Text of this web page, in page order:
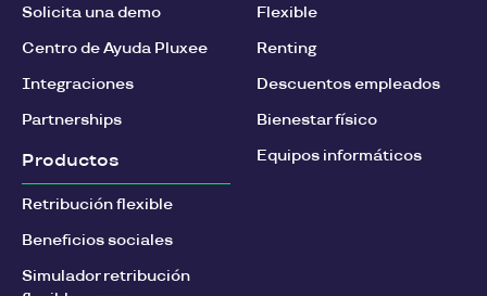
Solicita una demo
Centro de Ayuda Pluxee
Integraciones
Partnerships
Productos
Retribución flexible
Beneficios sociales
Simulador retribución
Flexible
Renting
Descuentos empleados
Bienestar físico
Equipos informáticos